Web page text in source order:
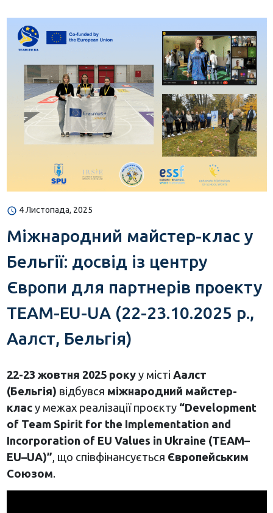
4 Листопада, 2025
Міжнародний майстер-клас у
Бельгії: досвід із центру
Європи для партнерів проекту
TEAM-EU-UA (22-23.10.2025 р.,
Аалст, Бельгія)
22-23 жовтня 2025 рокуу місті Аалст
(Бельгія) відбувся міжнародний майстер-
класу межах реалізації проєкту “Development
of Team Spirit for the Implementation and
Incorporation of EU Values in Ukraine (TEAM–
EU–UA)” , що співфінансується Європейським
Союзом.